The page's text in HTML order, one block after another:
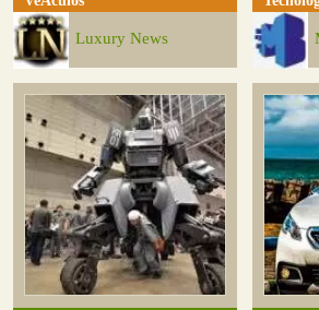
Luxury News